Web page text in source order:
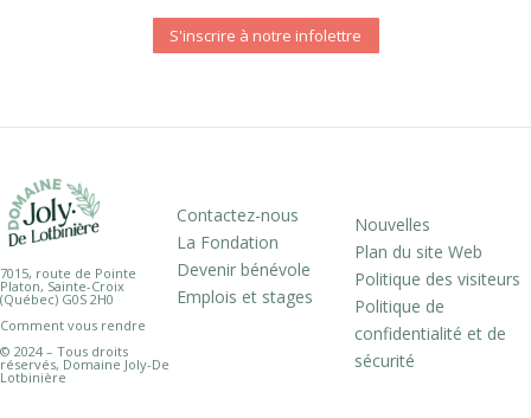
S'inscrire à notre infolettre
7015, route de Pointe
Platon, Sainte-Croix
(Québec) G0S 2H0
Comment vous rendre
© 2024 – Tous droits
réservés, Domaine Joly-De
Lotbinière
Contactez-nous
La Fondation
Devenir bénévole
Emplois et stages
Nouvelles
Plan du site Web
Politique des visiteurs
Politique de
confidentialité et de
sécurité